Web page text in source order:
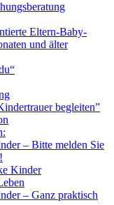
Eltern-Baby-
und älter
begleiten”
– Bitte melden Sie
Kinder
– Ganz praktisch